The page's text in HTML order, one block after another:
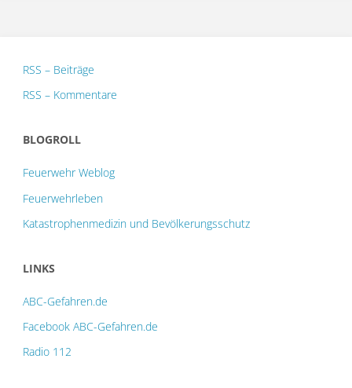
RSS – Beiträge
RSS – Kommentare
BLOGROLL
Feuerwehr Weblog
Feuerwehrleben
Katastrophenmedizin und Bevölkerungsschutz
LINKS
ABC-Gefahren.de
Facebook ABC-Gefahren.de
Radio 112